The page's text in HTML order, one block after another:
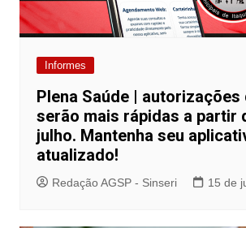
Informes
Plena Saúde | autorizações
serão mais rápidas a partir
julho. Mantenha seu
atualizado!
Redação AGSP - Sinseri 15 de